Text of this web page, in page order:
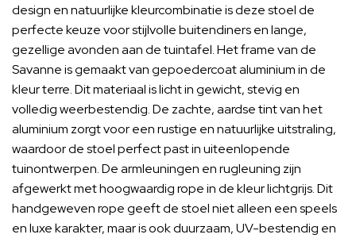
design en natuurlijke kleurcombinatie is deze stoel de
perfecte keuze voor stijlvolle buitendiners en lange,
gezellige avonden aan de tuintafel. Het frame van de
Savanne is gemaakt van gepoedercoat aluminium in de
kleur terre. Dit materiaal is licht in gewicht, stevig en
volledig weerbestendig. De zachte, aardse tint van het
aluminium zorgt voor een rustige en natuurlijke uitstraling,
waardoor de stoel perfect past in uiteenlopende
tuinontwerpen. De armleuningen en rugleuning zijn
afgewerkt met hoogwaardig rope in de kleur lichtgrijs. Dit
handgeweven rope geeft de stoel niet alleen een speels
en luxe karakter, maar is ook duurzaam, UV-bestendig en